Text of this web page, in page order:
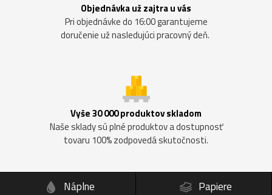
Objednávka už zajtra u vás
Pri objednávke do 16:00 garantujeme
doručenie už nasledujúci pracovný deň.
Vyše 30 000 produktov skladom
Naše sklady sú plné produktov a dostupnosť
tovaru 100% zodpovedá skutočnosti.
Náplne
Papiere